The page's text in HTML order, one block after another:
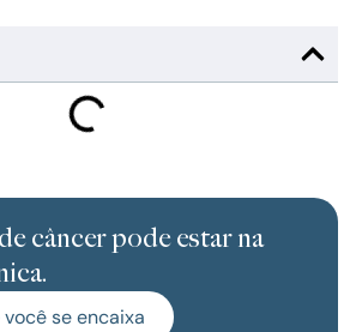
câncer pode estar na
se encaixa